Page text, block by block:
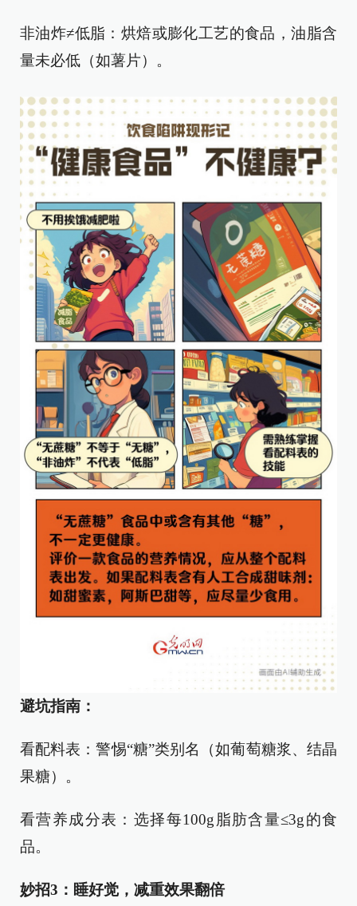
非油炸≠低脂：烘焙或膨化工艺的食品，油脂含
量未必低（如薯片）。
避坑指南：
看配料表：警惕“糖”类别名（如葡萄糖浆、结晶
果糖）。
看营养成分表：选择每100g脂肪含量≤3g的食
品。
妙招3：睡好觉，减重效果翻倍